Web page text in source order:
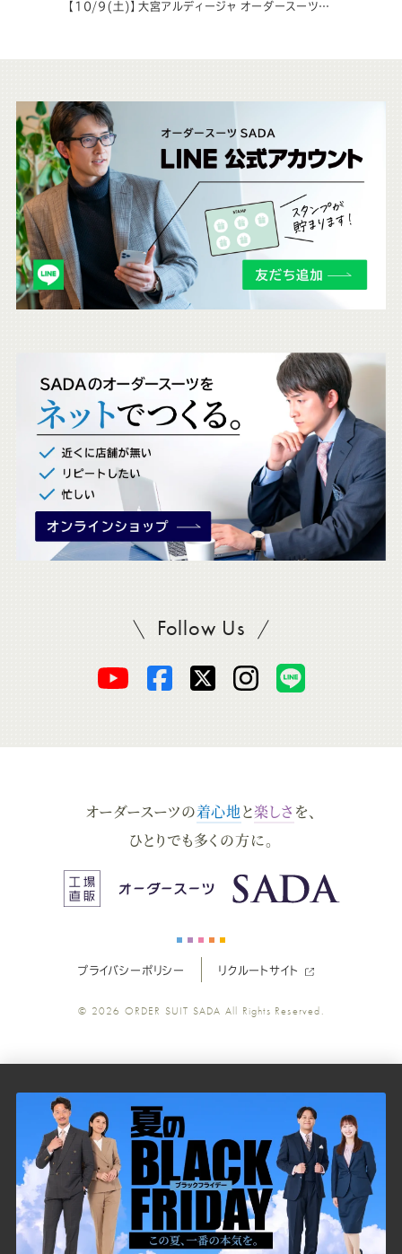
【10/9(土)】大宮アルディージャ オーダースーツSADA スタジアム予約販売会を開催致します!
こ
ち
ら
も
チ
ェ
Follow UsSADAをフォロー
オ
ー
ス
ツ
の
公
式
Youtube
オ
ー
ス
ー
の
公
式
Facebook
オ
ー
ス
ー
ツ
の
公
式
Twitter
オ
ー
ス
ツ
の
公
式
ス
ツ
の
公
式
LINE
オーダースーツの着心地と楽しさ を、
ひとりでも多くの方に。
プライバシーポリシー リクルートサイト
© 2026 ORDER SUIT SADA All Rights Reserved.